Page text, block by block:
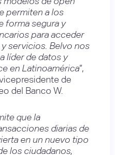
permiten a los
forma segura y
para acceder
servicios. Belvo nos
líder de datos y
en Latinoamérica”,
de
del Banco W.
que la
diarias de
en un nuevo tipo
los ciudadanos,